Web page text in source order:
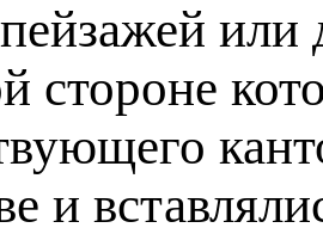
или
стороне
и